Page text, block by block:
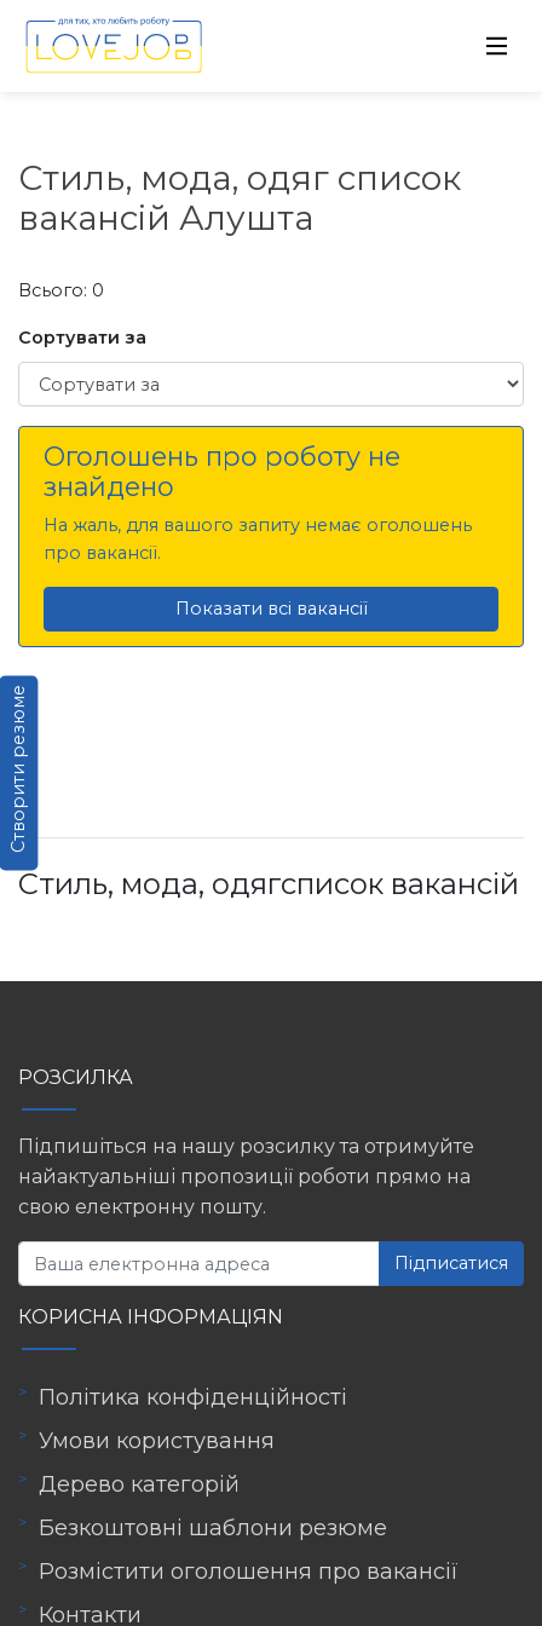
Створити резюме
Стиль, мода, одяг список
вакансій Алушта
Всього: 0
Сортувати за
Сортувати за
Оголошень про роботу не
знайдено
На жаль, для вашого запиту немає оголошень
про вакансії.
Показати всі вакансії
Стиль, мода, одягсписок вакансій
РОЗСИЛКА
Підпишіться на нашу розсилку та отримуйте
найактуальніші пропозиції роботи прямо на
свою електронну пошту.
Підписатися
КОРИСНА ІНФОРМАЦІЯN
Політика конфіденційності
Умови користування
Дерево категорій
Безкоштовні шаблони резюме
Розмістити оголошення про вакансії
Контакти